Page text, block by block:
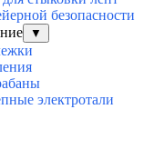
безопасности
▼
электротали